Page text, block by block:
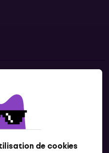
de cookies
nous